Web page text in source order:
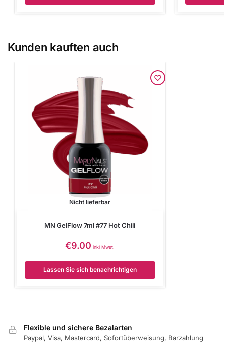
Kunden kauften auch
Nicht lieferbar
MN GelFlow 7ml #77 Hot Chili
€9.00 inkl Mwst.
Lassen Sie sich benachrichtigen
Flexible und sichere Bezalarten
Paypal, Visa, Mastercard, Sofortüberweisung, Barzahlung